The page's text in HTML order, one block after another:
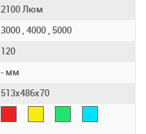
2100 Люм
3000 , 4000 , 5000
120
- мм
513х486х70